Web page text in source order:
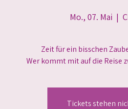
Mo., 07. Mai
  |
Zeit für ein bisschen
Wer kommt mit auf die Reise
Tickets stehen